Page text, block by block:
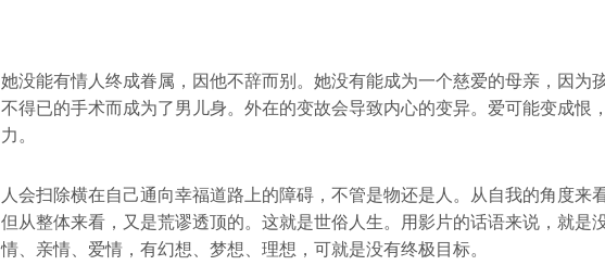
她没能有情人终成眷属，因他不辞而别。她没有能成为一个慈爱的母亲，因为
不得已的手术而成为了男儿身。外在的变故会导致内心的变异。爱可能变成恨
力。
人会扫除横在自己通向幸福道路上的障碍，不管是物还是人。从自我的角度来
但从整体来看，又是荒谬透顶的。这就是世俗人生。用影片的话语来说，就是
情、亲情、爱情，有幻想、梦想、理想，可就是没有终极目标。